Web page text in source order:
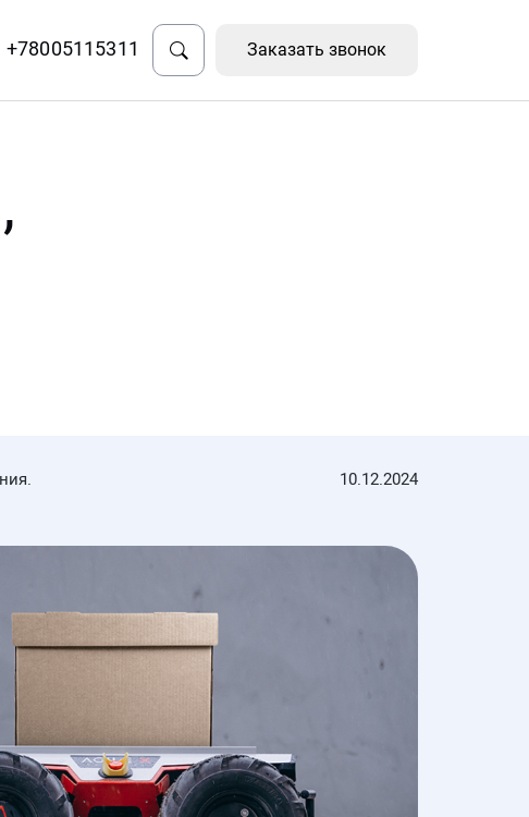
+78005115311 Заказать звонок
10.12.2024